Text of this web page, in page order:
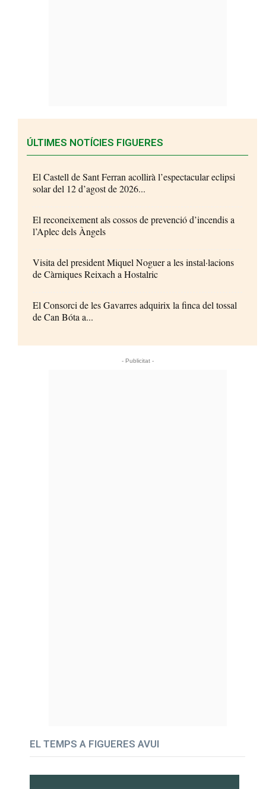
ÚLTIMES NOTÍCIES FIGUERES
El Castell de Sant Ferran acollirà l’espectacular eclipsi
solar del 12 d’agost de 2026...
El reconeixement als cossos de prevenció d’incendis a
l’Aplec dels Àngels
Visita del president Miquel Noguer a les instal·lacions
de Càrniques Reixach a Hostalric
El Consorci de les Gavarres adquirix la finca del tossal
de Can Bóta a...
- Publicitat -
EL TEMPS A FIGUERES AVUI